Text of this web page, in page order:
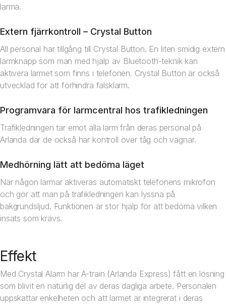
larma.
Extern fjärrkontroll – Crystal Button
All personal har tillgång till Crystal Button. En liten smidig extern
larmknapp som man med hjälp av Bluetooth-teknik kan
aktivera larmet som finns i telefonen. Crystal Button är också
utvecklad för att förhindra falsklarm.
Programvara för larmcentral hos trafikledningen
Trafikledningen tar emot alla larm från deras personal på
Arlanda där de också har kontroll över tåg och vagnar.
Medhörning lätt att bedöma läget
När någon larmar aktiveras automatiskt telefonens mikrofon
och gör att man på trafikledningen kan lyssna på
bakgrundsljud. Funktionen är stor hjälp för att bedöma vilken
insats som krävs.
Effekt
Med Crystal Alarm har A-train (Arlanda Express) fått en lösning
som blivit en naturlig del av deras dagliga arbete. Personalen
uppskattar enkelheten och att larmet är integrerat i deras